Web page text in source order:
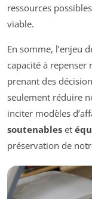
ressources
viable.
En somme, l’enjeu
capacité à repenser
prenant des
seulement réduire
inciter modèles
soutenables et
préservation de